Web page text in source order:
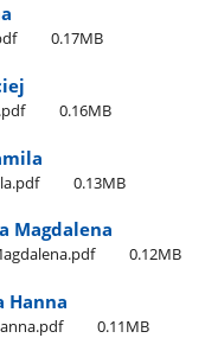
0.17MB
0.16MB
0.13MB
Magdalena
0.12MB
Hanna
0.11MB